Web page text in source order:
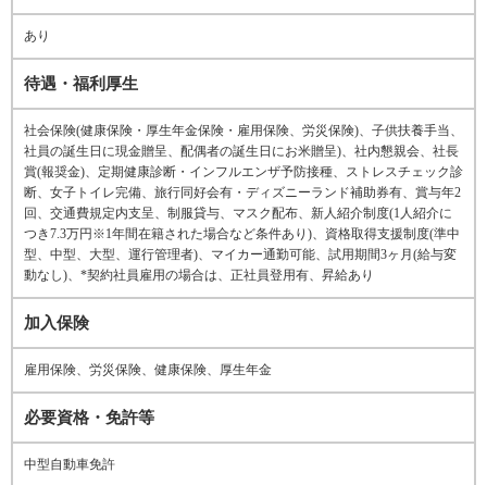
あり
待遇・福利厚生
社会保険(健康保険・厚生年金保険・雇用保険、労災保険)、子供扶養手当、
社員の誕生日に現金贈呈、配偶者の誕生日にお米贈呈)、社内懇親会、社長
賞(報奨金)、定期健康診断・インフルエンザ予防接種、ストレスチェック診
断、女子トイレ完備、旅行同好会有・ディズニーランド補助券有、賞与年2
回、交通費規定内支呈、制服貸与、マスク配布、新人紹介制度(1人紹介に
つき7.3万円※1年間在籍された場合など条件あり)、資格取得支援制度(準中
型、中型、大型、運行管理者)、マイカー通勤可能、試用期間3ヶ月(給与変
動なし)、*契約社員雇用の場合は、正社員登用有、昇給あり
加入保険
雇用保険、労災保険、健康保険、厚生年金
必要資格・免許等
中型自動車免許